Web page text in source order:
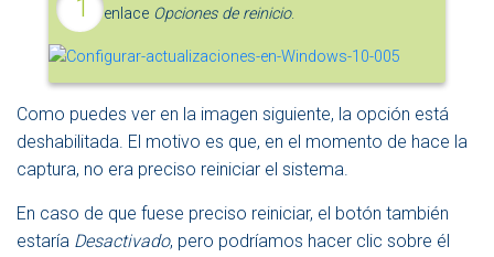
enlace Opciones de reinicio.
Como puedes ver en la imagen siguiente, la opción está
deshabilitada. El motivo es que, en el momento de hace la
captura, no era preciso reiniciar el sistema.
En caso de que fuese preciso reiniciar, el botón también
estaría Desactivado, pero podríamos hacer clic sobre él